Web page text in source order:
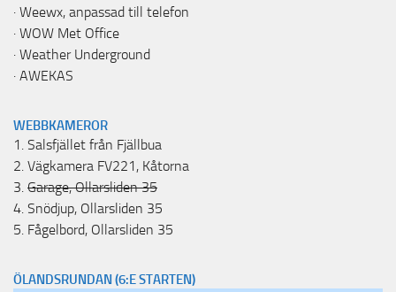
· Weewx, anpassad till telefon
· WOW Met Office
· Weather Underground
· AWEKAS
WEBBKAMEROR
1. Salsfjället från Fjällbua
2. Vägkamera FV221, Kåtorna
3. Garage, Ollarsliden 35
4. Snödjup, Ollarsliden 35
5. Fågelbord, Ollarsliden 35
ÖLANDSRUNDAN (6:E STARTEN)